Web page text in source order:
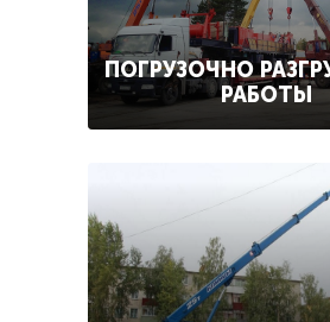
ПОГРУЗОЧНО
РАБОТЫ